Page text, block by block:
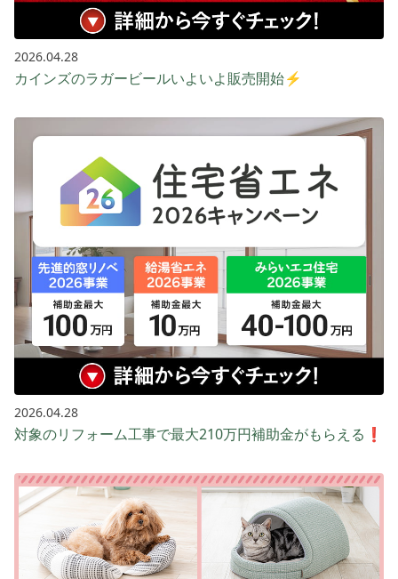
2026.04.28
カインズのラガービールいよいよ販売開始⚡️
2026.04.28
対象のリフォーム工事で最大210万円補助金がもらえる❗